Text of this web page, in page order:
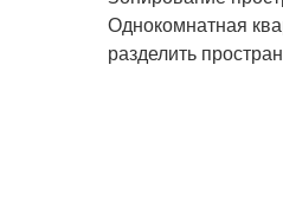
Однокомнатная
разделить